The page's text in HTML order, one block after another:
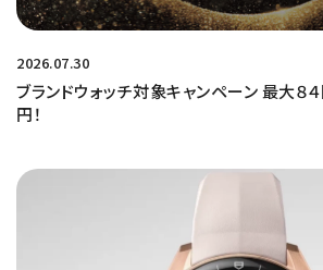
2026.07.30
ブランドウォッチ対象キャンペーン 最大８
円！